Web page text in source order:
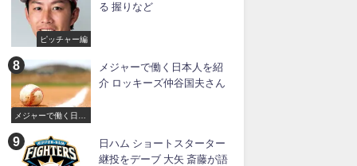
ピッチャー編
る 握りなど
メジャーで働く日本
メジャーで働く日本人を紹
介 ロッキーズ仲谷国夫さん
日ハム ショートスターター
継投をデーブ 大矢 斎藤が語